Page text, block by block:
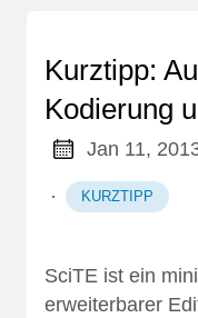
Kurztipp:
Kodierung
Jan 11,
· KURZTIPP
SciTE ist ein
erweiterbarer